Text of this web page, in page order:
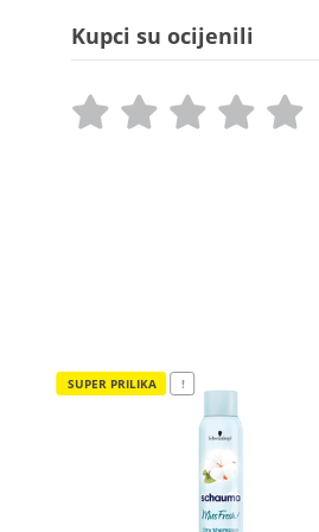
Kupci su ocijenili
SUPER PRILIKA !